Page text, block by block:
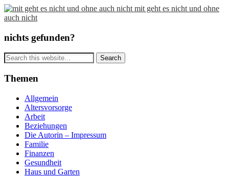
mit geht es nicht und ohne
auch nicht
nichts gefunden?
Themen
Allgemein
Altersvorsorge
Arbeit
Beziehungen
Die Autorin – Impressum
Familie
Finanzen
Gesundheit
Haus und Garten